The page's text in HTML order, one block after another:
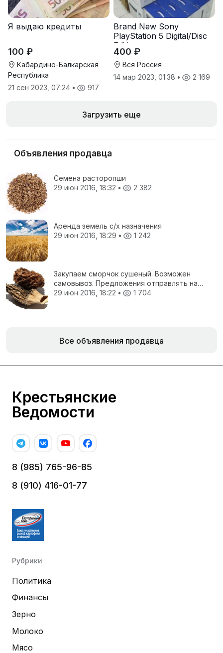
Я выдаю кредиты
100 ₽
Кабардино-Балкарская
Республика
21 сен 2023, 07:24 • 917
Brand New Sony
PlayStation 5 Digital/Disc
Edition
400 ₽
Вся Россия
14 мар 2023, 01:38 • 2 169
Загрузить еще
Объявления продавца
Семена расторопши
29 июн 2016, 18:32 • 2 382
Аренда земель с/х назначения
29 июн 2016, 18:29 • 1 242
Закупаем сморчок сушеный. Возможен
самовывоз. Предложения отправлять на
электронную почту.
29 июн 2016, 18:22 • 1 704
Все объявления продавца
Крестьянские
Ведомости
8 (985) 765-96-85
8 (910) 416-01-77
Рубрики
Политика
Финансы
Зерно
Молоко
Мясо